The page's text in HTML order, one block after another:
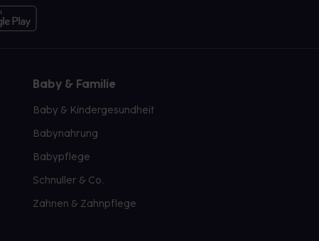
Baby & Familie
Baby & Kindergesundheit
Babynahrung
Babypflege
Schnuller & Co.
Zahnen & Zahnpflege